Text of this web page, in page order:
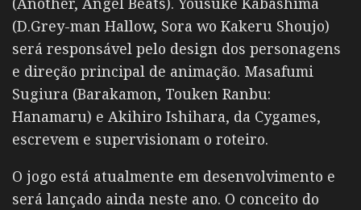
(D.Grey-man Hallow, Sora wo Kakeru Shoujo)
será responsável pelo design dos personagens
e direção principal de animação. Masafumi
Sugiura (Barakamon, Touken Ranbu:
Hanamaru) e Akihiro Ishihara, da Cygames,
escrevem e supervisionam o roteiro.
O jogo está atualmente em desenvolvimento e
será lançado ainda neste ano. O conceito do